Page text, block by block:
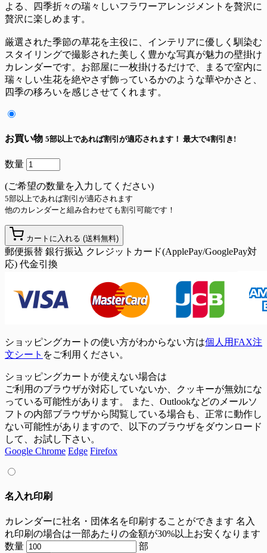
よる、四季折々の瑞々しいフラワーアレンジメントを贅沢に
贅沢に楽しめます。
厳選された季節の草花を主役に、インテリアに優しく馴染む
スタイリングで撮影された美しく豊かな写真が魅力の壁掛け
カレンダーです。お部屋に一枚掛けるだけで、まるで室内に
瑞々しい生花を絶やさず飾っているかのような華やかさと、
四季の移ろいを感じさせてくれます。
お買い物 5部以上であれば割引が適応されます！ 最大で4割引き!
数量
(ご希望の数量を入力してください)
5部以上であれば割引が適応されます
他のカレンダーと組み合わせても割引可能です！
カートに入れる (送料無料)
郵便振替 銀行振込 クレジットカード(ApplePay/GooglePay対
応) 代金引換
ショッピングカートの使い方がわからない方は個人用FAX注
文シート をご利用ください。
ショッピングカートが使えない場合は
ご利用のブラウザが対応していないか、クッキーが無効にな
っている可能性があります。 また、Outlookなどのメールソ
フトの内部ブラウザから閲覧している場合も、正常に動作し
ない可能性がありますので、以下のブラウザをダウンロード
して、お試し下さい。
Google Chrome Edge Firefox
名入れ印刷
カレンダーに社名・団体名を印刷することができます 名入
れ印刷の場合は一部あたりの金額が30%以上お安くなります
数量
部